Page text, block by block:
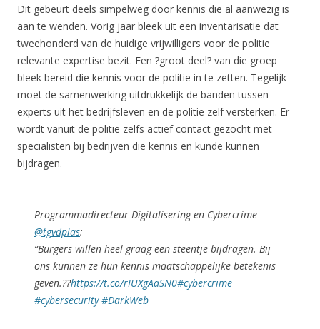
Dit gebeurt deels simpelweg door kennis die al aanwezig is
aan te wenden. Vorig jaar bleek uit een inventarisatie dat
tweehonderd van de huidige vrijwilligers voor de politie
relevante expertise bezit. Een ?groot deel? van die groep
bleek bereid die kennis voor de politie in te zetten. Tegelijk
moet de samenwerking uitdrukkelijk de banden tussen
experts uit het bedrijfsleven en de politie zelf versterken. Er
wordt vanuit de politie zelfs actief contact gezocht met
specialisten bij bedrijven die kennis en kunde kunnen
bijdragen.
Programmadirecteur Digitalisering en Cybercrime
@tgvdplas:
“Burgers willen heel graag een steentje bijdragen. Bij
ons kunnen ze hun kennis maatschappelijke betekenis
geven.??https://t.co/rIUXgAaSN0#cybercrime
#cybersecurity #DarkWeb